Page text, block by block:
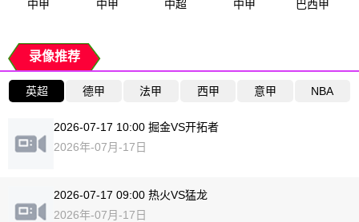
中甲 中甲 中超 中甲 巴西甲
录像推荐
英超 德甲 法甲 西甲 意甲 NBA
2026-07-17 10:00 掘金VS开拓者
2026年-07月-17日
2026-07-17 09:00 热火VS猛龙
2026年-07月-17日